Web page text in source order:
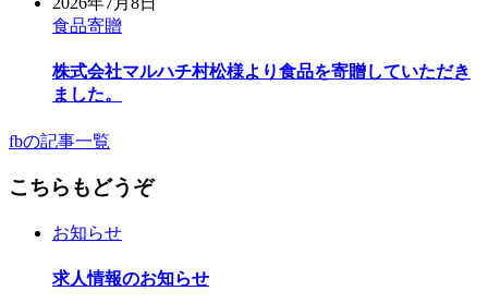
食品寄贈
株式会社マルハチ村松様より食品を寄贈していただき
ました。
fbの記事一覧
こちらもどうぞ
お知らせ
求人情報のお知らせ